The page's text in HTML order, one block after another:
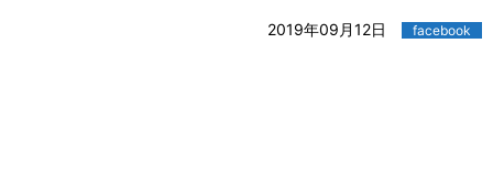
2019年09月12日 facebook